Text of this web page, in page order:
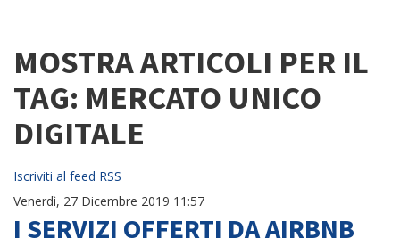
MOSTRA ARTICOLI PER IL
TAG: MERCATO UNICO
DIGITALE
Iscriviti al feed RSS
Venerdì, 27 Dicembre 2019 11:57
I SERVIZI OFFERTI DA AIRBNB